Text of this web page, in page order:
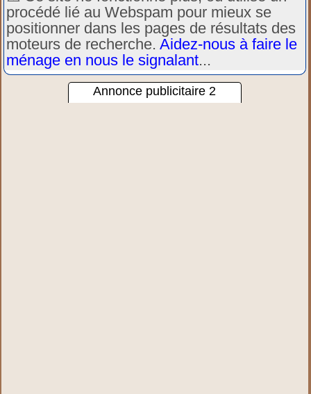
procédé lié au Webspam pour mieux se
positionner dans les pages de résultats des
moteurs de recherche.Aidez-nous à faire le
ménage en nous le signalant...
Annonce publicitaire 2